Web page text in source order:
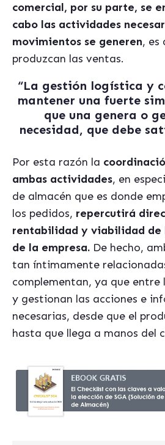
comercial, por su parte, se
cabo las actividades
movimientos se generen, es
produzcan las ventas.
“La gestión logística y
mantener una fuerte
que una genera o
necesidad, que debe
Por esta razón la
ambas actividades, en
de almacén que es donde
los pedidos, repercutirá
rentabilidad y viabilidad de
de la empresa. De hecho,
tan íntimamente
complementan, ya que entre
y gestionan las acciones e
necesarias, desde que el
hasta que llega a manos del